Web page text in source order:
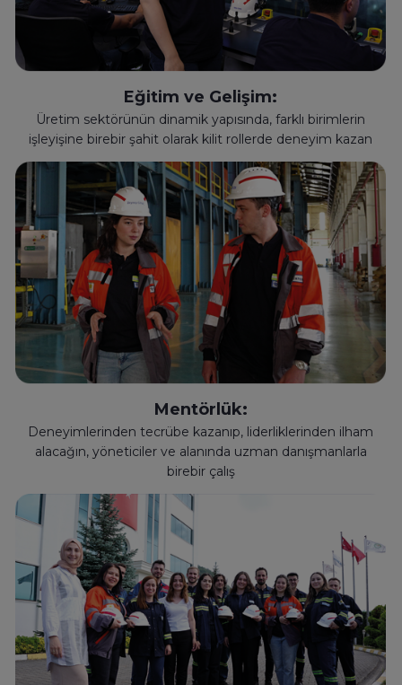
Eğitim ve Gelişim:
Üretim sektörünün dinamik yapısında, farklı birimlerin
işleyişine birebir şahit olarak kilit rollerde deneyim kazan
Mentörlük:
Deneyimlerinden tecrübe kazanıp, liderliklerinden ilham
alacağın, yöneticiler ve alanında uzman danışmanlarla
birebir çalış